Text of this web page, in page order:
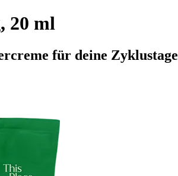
20 ml
für deine Zyklustage